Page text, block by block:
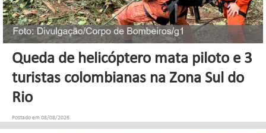
Queda de helicóptero mata piloto e 3
turistas colombianas na Zona Sul do
Rio
Postado em 08/08/2026